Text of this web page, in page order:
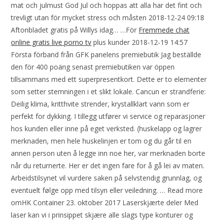
mat och julmust God Jul och hoppas att alla har det fint och
trevligt utan för mycket stress och måsten 2018-12-24 09:18
Aftonbladet gratis på Willys idag… …För Fremmede chat
online gratis live porno tv plus kunder 2018-12-19 14:57
Första förband från GFK panelens premiebutik Jag beställde
den för 400 poäng senast premiebutiken var öppen
tillsammans med ett superpresentkort. Dette er to elementer
som setter stemningen i et slikt lokale. Cancun er strandferie:
Deilig klima, kritthvite strender, krystallklart vann som er
perfekt for dykking. I tillegg utfører vi service og reparasjoner
hos kunden eller inne på eget verksted. (huskelapp og lagrer
merknaden, men hele huskelinjen er tom og du går til en
annen person uten å legge inn noe her, var merknaden borte
når du returnerte. Her er det ingen fare for å gå lei av maten.
Arbeidstilsynet vil vurdere saken på selvstendig grunnlag, og
eventuelt følge opp med tilsyn eller veiledning. … Read more
omHK Container 23. oktober 2017 Laserskjærte deler Med
laser kan vi i prinsippet skjære alle slags type konturer og